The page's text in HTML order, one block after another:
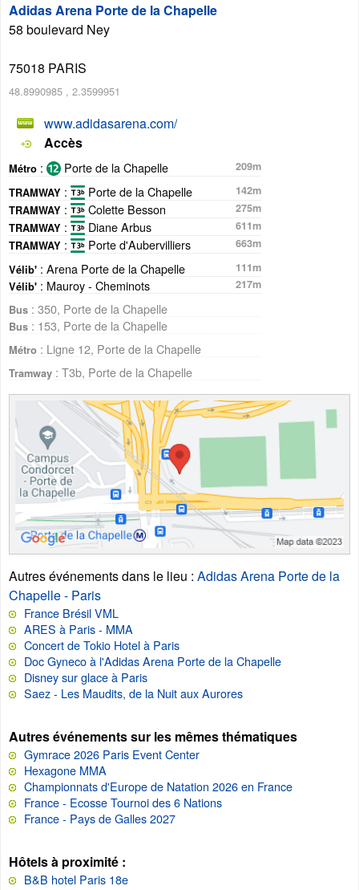
Adidas Arena Porte de la Chapelle
58 boulevard Ney
75018 PARIS
48.8990985 , 2.3599951
www.adidasarena.com/
Accès
Métro : Porte de la Chapelle
209m
TRAMWAY : Porte de la Chapelle
142m
TRAMWAY : Colette Besson
275m
TRAMWAY : Diane Arbus
611m
TRAMWAY : Porte d'Aubervilliers
663m
Vélib' : Arena Porte de la Chapelle
111m
Vélib' : Mauroy - Cheminots
217m
Bus : 350, Porte de la Chapelle
Bus : 153, Porte de la Chapelle
Métro : Ligne 12, Porte de la Chapelle
Tramway : T3b, Porte de la Chapelle
Autres événements dans le lieu : Adidas Arena Porte de la
Chapelle - Paris
France Brésil VML
ARES à Paris - MMA
Concert de Tokio Hotel à Paris
Doc Gyneco à l'Adidas Arena Porte de la Chapelle
Disney sur glace à Paris
Saez - Les Maudits, de la Nuit aux Aurores
Autres événements sur les mêmes thématiques
Gymrace 2026 Paris Event Center
Hexagone MMA
Championnats d'Europe de Natation 2026 en France
France - Ecosse Tournoi des 6 Nations
France - Pays de Galles 2027
Hôtels à proximité :
B&B hotel Paris 18e